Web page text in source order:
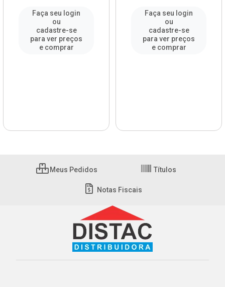
Faça seu login
ou
cadastre-se
para ver preços
e comprar
Faça seu login
ou
cadastre-se
para ver preços
e comprar
Meus Pedidos Títulos
Notas Fiscais